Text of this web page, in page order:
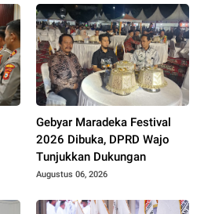
Gebyar Maradeka Festival
2026 Dibuka, DPRD Wajo
Tunjukkan Dukungan
Augustus 06, 2026